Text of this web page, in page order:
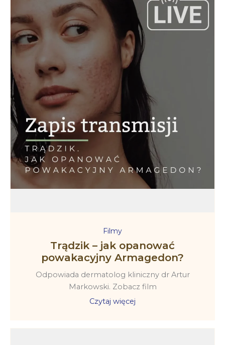
Filmy
Trądzik – jak opanować
powakacyjny Armagedon?
Odpowiada dermatolog kliniczny dr Artur
Markowski. Zobacz film
Czytaj więcej